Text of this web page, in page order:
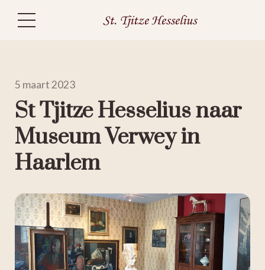
5 maart 2023
St Tjitze Hesselius naar
Museum Verwey in
Haarlem